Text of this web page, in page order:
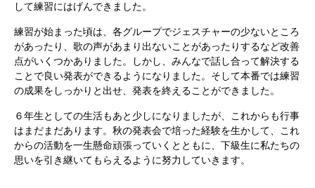
して練習にはげんできました。
練習が始まった頃は、各グループでジェスチャーの少ないところ
があったり、歌の声があまり出ないことがあったりするなど改善
点がいくつかありました。しかし、みんなで話し合って解決する
ことで良い発表ができるようになりました。そして本番では練習
の成果をしっかりと出せ、発表を終えることができました。
６年生としての生活もあと少しになりましたが、これからも行事
はまだまだあります。秋の発表会で培った経験を生かして、これ
からの活動を一生懸命頑張っていくとともに、下級生に私たちの
思いを引き継いてもらえるように努力していきます。